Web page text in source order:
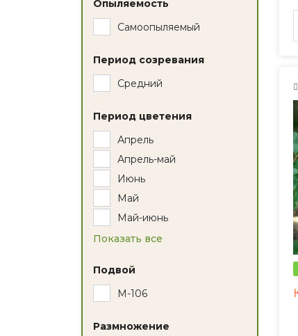
Опыляемость
Самоопыляемый
Период созревания
Средний
Период цветения
Апрель
Апрель-май
Июнь
Май
Май-июнь
Показать все
Подвой
М-106
Размножение